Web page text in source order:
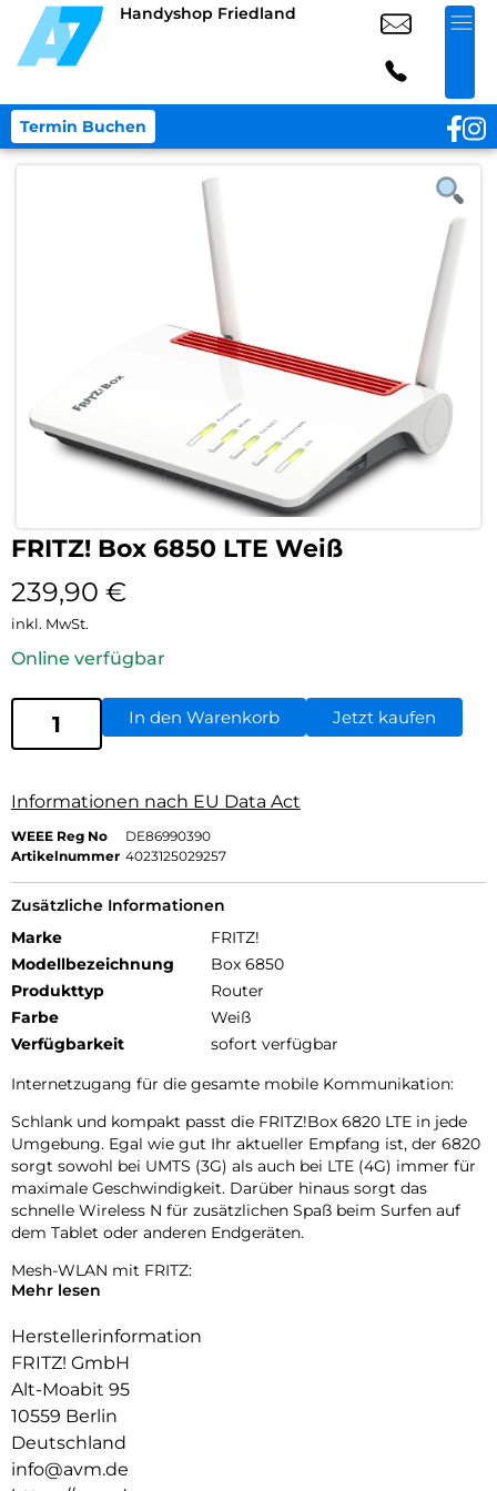
Handyshop Friedland
Termin Buchen
FRITZ! Box 6850 LTE Weiß
239,90 €
inkl. MwSt.
Online verfügbar
In den Warenkorb Jetzt kaufen
Informationen nach EU Data Act
WEEE Reg No
DE86990390
Artikelnummer 4023125029257
Zusätzliche Informationen
Marke
FRITZ!
Modellbezeichnung
Box 6850
Produkttyp
Router
Farbe
Weiß
Verfügbarkeit
sofort verfügbar
Internetzugang für die gesamte mobile Kommunikation:
Schlank und kompakt passt die FRITZ!Box 6820 LTE in jede
Umgebung. Egal wie gut Ihr aktueller Empfang ist, der 6820
sorgt sowohl bei UMTS (3G) als auch bei LTE (4G) immer für
maximale Geschwindigkeit. Darüber hinaus sorgt das
schnelle Wireless N für zusätzlichen Spaß beim Surfen auf
dem Tablet oder anderen Endgeräten.
Mesh-WLAN mit FRITZ:
Videos, Musik und Fotos nahtlos in jeden Winkel Ihres
Zuhauses, Ihrer Wohnung oder Ihres Büros gelangen. Wie
funktioniert es? Der FRITZ! Geräte arbeiten als Teil eines
einzigen Netzwerks zusammen, kommunizieren miteinander
und optimieren Ihre Geräte- und Netzwerknutzung.
Geschwindigkeiten beim Surfen, Streamen oder Gaming.
Mehr lesen
Herstellerinformation
FRITZ! GmbH
Alt-Moabit 95
10559 Berlin
Deutschland
info@avm.de